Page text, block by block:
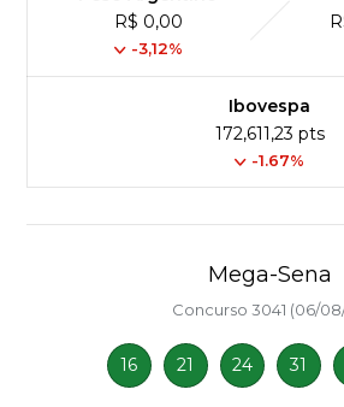
R$ 0,00
-3,12%
Ibovespa
172,611,23 pts
-1.67%
Mega-Sena
Concurso 3041 (06/
16 21 24 31